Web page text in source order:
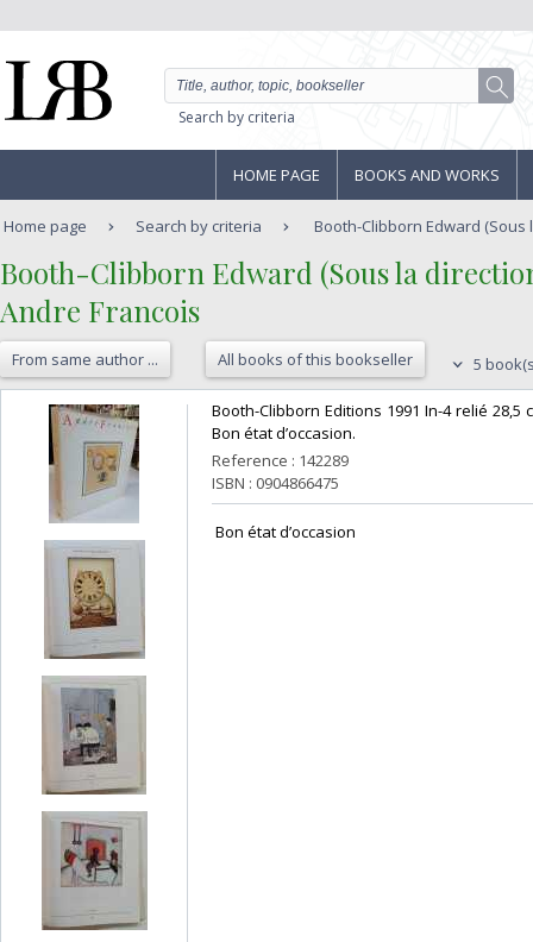
Search by criteria
HOME PAGE BOOKS AND WORKS
Home page Search by criteria Booth-Clibborn Edward (Sous
‎Booth-Clibborn Edward (Sous la
‎Andre Francois‎
From same author ... All books of this bookseller 5
‎Booth-Clibborn Editions 1991 In-4 relié
Bon état d’occasion.‎
Reference : 142289
ISBN : 0904866475
‎ Bon état d’occasion ‎